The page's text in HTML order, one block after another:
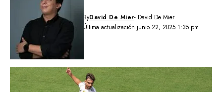
Última actualización junio 22, 2025 1:35 pm
ByDavid De Mier- David De Mier